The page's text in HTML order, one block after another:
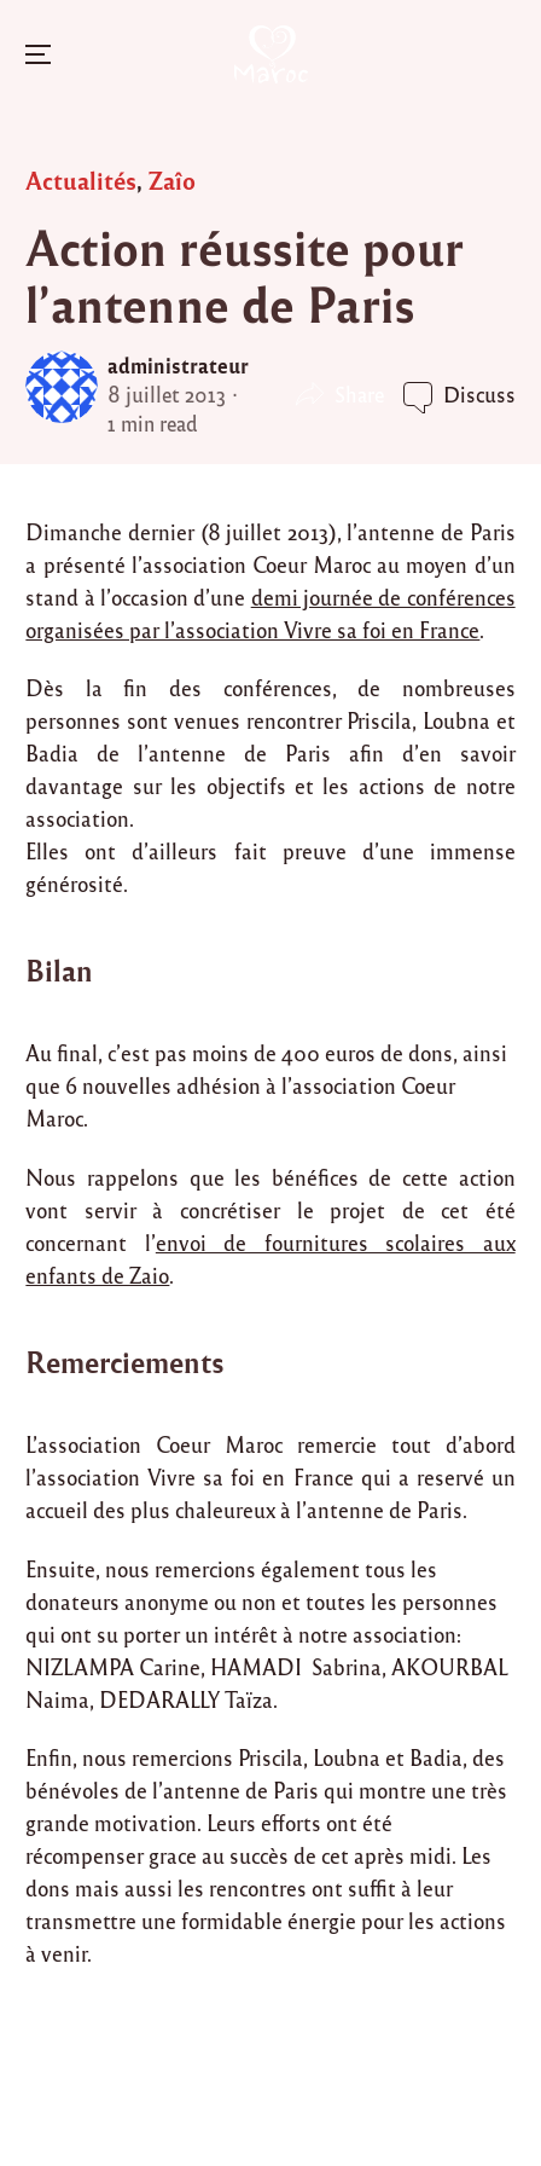
content
Menu
Posted
Actualités,Zaîo
Action réussite pour
l’antenne de Paris
administrateur
8 juillet 2013
1 min read
Discuss
Dimanche dernier (8 juillet 2013), l’antenne de Paris
a présenté l’association Coeur Maroc au moyen d’un
stand à l’occasion d’une demi journée de conférences
organisées par l’association Vivre sa foi en France.
Dès la fin des conférences, de nombreuses
personnes sont venues rencontrer Priscila, Loubna et
Badia de l’antenne de Paris afin d’en savoir
davantage sur les objectifs et les actions de notre
association.
Elles ont d’ailleurs fait preuve d’une immense
générosité.
Bilan
Au final, c’est pas moins de 400 euros de dons, ainsi
que 6 nouvelles adhésion à l’association Coeur
Maroc.
Nous rappelons que les bénéfices de cette action
vont servir à concrétiser le projet de cet été
concernant l’envoi de fournitures scolaires aux
enfants de Zaio.
Remerciements
L’association Coeur Maroc remercie tout d’abord
l’association Vivre sa foi en France qui a reservé un
accueil des plus chaleureux à l’antenne de Paris.
Ensuite, nous remercions également tous les
donateurs anonyme ou non et toutes les personnes
qui ont su porter un intérêt à notre association:
NIZLAMPA Carine, HAMADI Sabrina, AKOURBAL
Naima, DEDARALLY Taïza.
Enfin, nous remercions Priscila, Loubna et Badia, des
bénévoles de l’antenne de Paris qui montre une très
grande motivation. Leurs efforts ont été
récompenser grace au succès de cet après midi. Les
dons mais aussi les rencontres ont suffit à leur
transmettre une formidable énergie pour les actions
à venir.